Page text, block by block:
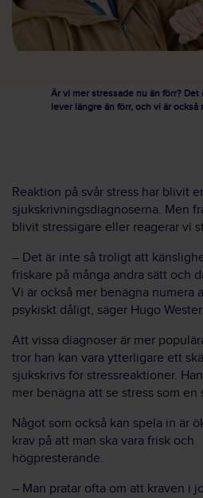
Är vi mer stressade nu än förr?
lever längre än förr, och vi är
Reaktion på svår stress har blivit
sjukskrivningsdiagnoserna. Men
blivit stressigare eller reagerar vi
– Det är inte så troligt att
friskare på många andra sätt och
Vi är också mer benägna numera
psykiskt dåligt, säger Hugo
Att vissa diagnoser är mer
tror han kan vara ytterligare ett
sjukskrivs för stressreaktioner.
mer benägna att se stress som en
Något som också kan spela in är
krav på att man ska vara frisk och
högpresterande.
– Man pratar ofta om att kraven i